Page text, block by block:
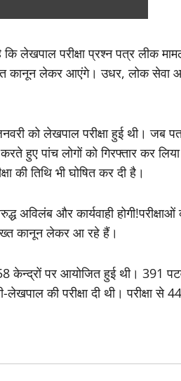
लेखपाल परीक्षा प्रश्न पत्र लीक
कानून लेकर आएंगे। उधर, लोक सेवा
को लेखपाल परीक्षा हुई थी। जब
हुए पांच लोगों को गिरफ्तार कर
की तिथि भी घोषित कर दी है।
अविलंब और कार्यवाही
कानून लेकर आ रहे हैं।
पर आयोजित हुई थी। 391
की परीक्षा दी थी। परीक्षा से